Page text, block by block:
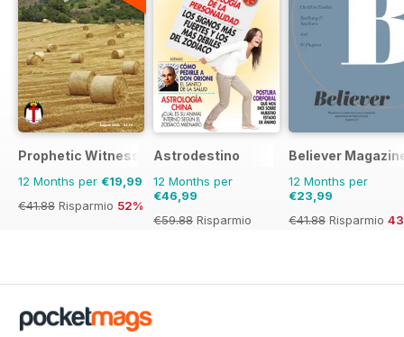
Prophetic Witness
12 Months per €19,99
€41.88 Risparmio 52%
Astrodestino
12 Months per
€46,99
€59.88 Risparmio
Believer
12 Months per
€23,99
€41.88 Risparmio